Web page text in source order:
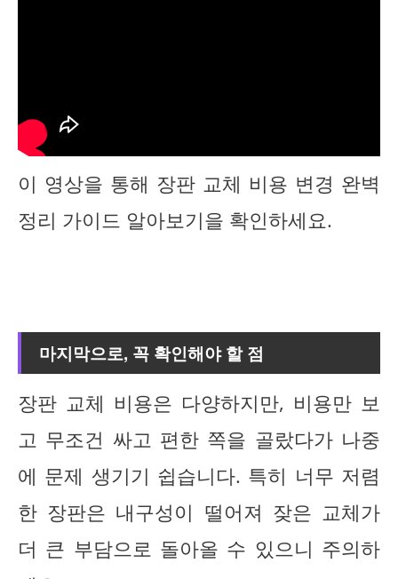
이 영상을 통해 장판 교체 비용 변경 완벽
정리 가이드 알아보기을 확인하세요.
마지막으로, 꼭 확인해야 할 점
장판 교체 비용은 다양하지만, 비용만 보
고 무조건 싸고 편한 쪽을 골랐다가 나중
에 문제 생기기 쉽습니다. 특히 너무 저렴
한 장판은 내구성이 떨어져 잦은 교체가
더 큰 부담으로 돌아올 수 있으니 주의하